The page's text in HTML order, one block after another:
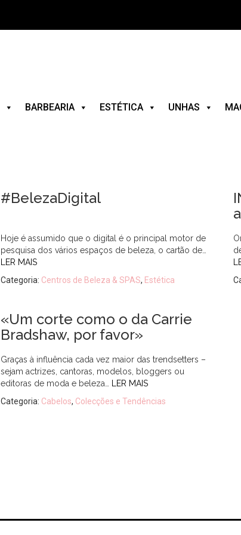
BARBEARIA ESTÉTICA UNHAS
#BelezaDigital
Hoje é assumido que o digital é o principal motor de
pesquisa dos vários espaços de beleza, o cartão de…
LER MAIS
Categoria: Centros de Beleza & SPAS, Estética
«Um corte como o da Carrie
Bradshaw, por favor»
Graças à influência cada vez maior das trendsetters –
sejam actrizes, cantoras, modelos, bloggers ou
editoras de moda e beleza…
LER MAIS
Categoria: Cabelos, Colecções e Tendências